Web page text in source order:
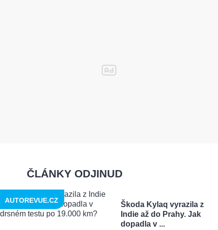
ČLÁNKY ODJINUD
Škoda Kylaq vyrazila z
Indie až do Prahy. Jak
dopadla v ...
AUTOREVUE.CZ